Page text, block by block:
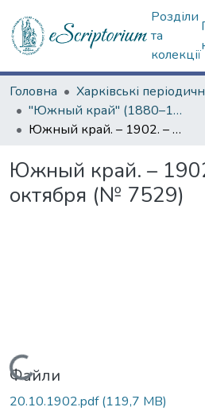
Розділи
та
колекції
Головна
"Южный край" (1880–1919 гг.)
Южный край. – 1902. – 20 октября (№ 7529)
Южный край. –
октября (№ 7529)
Вантажиться...
Файли
20.10.1902.pdf(119,7 MB)